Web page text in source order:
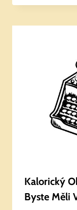
Kalorický
Byste Měli